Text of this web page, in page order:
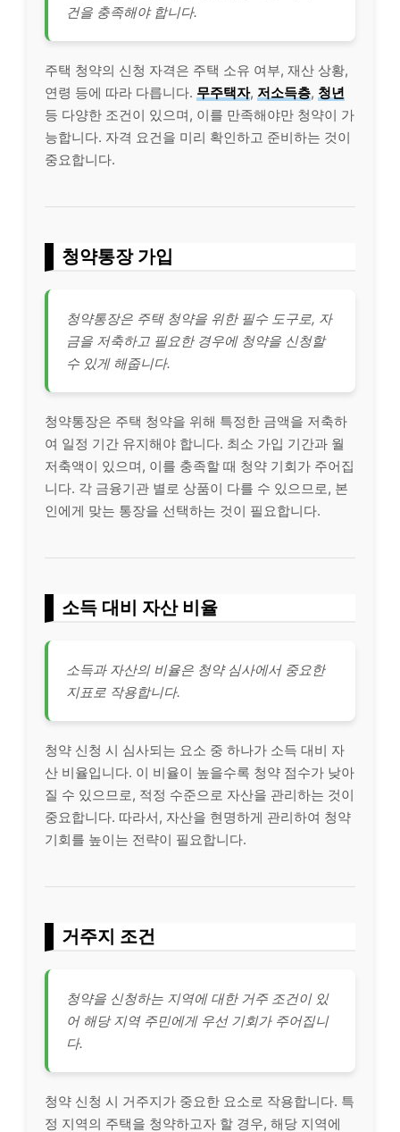
건을 충족해야 합니다.
주택 청약의 신청 자격은 주택 소유 여부, 재산 상황,
연령 등에 따라 다릅니다. 무주택자, 저소득층, 청년
등 다양한 조건이 있으며, 이를 만족해야만 청약이 가
능합니다. 자격 요건을 미리 확인하고 준비하는 것이
중요합니다.
청약통장 가입
청약통장은 주택 청약을 위한 필수 도구로, 자
금을 저축하고 필요한 경우에 청약을 신청할
수 있게 해줍니다.
청약통장은 주택 청약을 위해 특정한 금액을 저축하
여 일정 기간 유지해야 합니다. 최소 가입 기간과 월
저축액이 있으며, 이를 충족할 때 청약 기회가 주어집
니다. 각 금융기관 별로 상품이 다를 수 있으므로, 본
인에게 맞는 통장을 선택하는 것이 필요합니다.
소득 대비 자산 비율
소득과 자산의 비율은 청약 심사에서 중요한
지표로 작용합니다.
청약 신청 시 심사되는 요소 중 하나가 소득 대비 자
산 비율입니다. 이 비율이 높을수록 청약 점수가 낮아
질 수 있으므로, 적정 수준으로 자산을 관리하는 것이
중요합니다. 따라서, 자산을 현명하게 관리하여 청약
기회를 높이는 전략이 필요합니다.
거주지 조건
청약을 신청하는 지역에 대한 거주 조건이 있
어 해당 지역 주민에게 우선 기회가 주어집니
다.
청약 신청 시 거주지가 중요한 요소로 작용합니다. 특
정 지역의 주택을 청약하고자 할 경우, 해당 지역에